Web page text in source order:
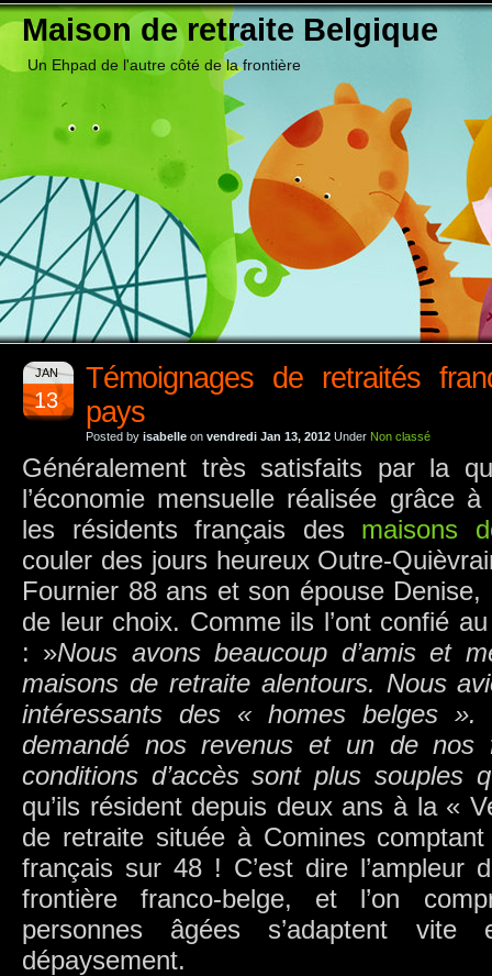
Maison de retraite Belgique
Un Ehpad de l'autre côté de la frontière
JAN
13
Témoignages de retraités
pays
Posted by isabelle on vendredi Jan 13, 2012 Under Non classé
Généralement très satisfaits par la
l’économie mensuelle réalisée grâce
les résidents français des maisons
couler des jours heureux Outre-
Fournier 88 ans et son épouse
de leur choix. Comme ils l’ont confié
: »Nous avons beaucoup d’amis et
maisons de retraite alentours. Nous
intéressants des « homes belges
demandé nos revenus et un de nos
conditions d’accès sont plus souples
qu’ils résident depuis deux ans à la «
de retraite située à Comines
français sur 48 ! C’est dire l’ampleur
frontière franco-belge, et l’on
personnes âgées s’adaptent
dépaysement.